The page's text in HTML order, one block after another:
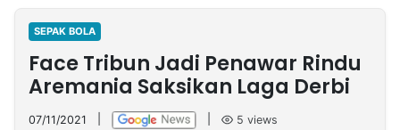
Nasional
International
Olahraga
Entertainment
Daerah
Pariwisata
Kuliner
Kolom
SEPAK BOLA
Face Tribun Jadi Penawar Rindu
Aremania Saksikan Laga Derbi
07/11/2021 5 views